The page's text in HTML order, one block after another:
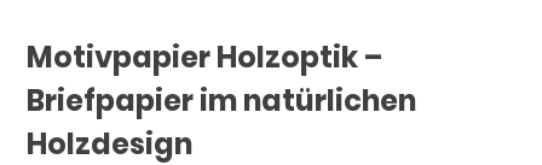
Motivpapier Holzoptik –
Briefpapier im natürlichen
Holzdesign